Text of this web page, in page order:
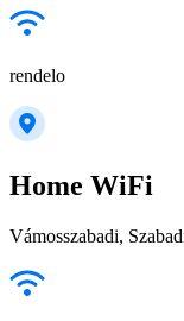
rendelo
Home WiFi
Vámosszabadi,